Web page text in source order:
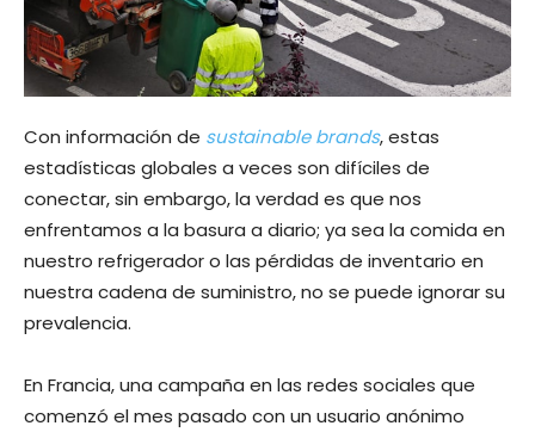
Con información de sustainable brands, estas
estadísticas globales a veces son difíciles de
conectar, sin embargo, la verdad es que nos
enfrentamos a la basura a diario; ya sea la comida en
nuestro refrigerador o las pérdidas de inventario en
nuestra cadena de suministro, no se puede ignorar su
prevalencia.
En Francia, una campaña en las redes sociales que
comenzó el mes pasado con un usuario anónimo